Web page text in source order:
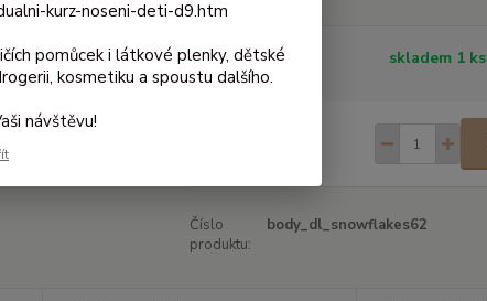
Dostupnost skladem 1 ks
Číslo
produktu:
body_dl_snowflakes62
kurz-noseni-deti-d9.htm
pomůcek i látkové plenky, dětské
kosmetiku a spoustu dalšího.
návštěvu!